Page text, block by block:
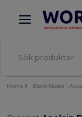
× Bättre
Home Blank kläder |